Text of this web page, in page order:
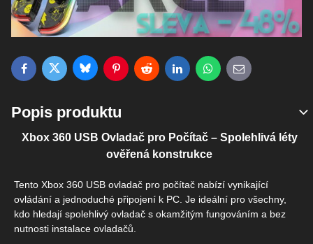
FacebookTwitterBlueskyPinterestRedditLinkedInWhatsApp
E-mail
Popis produktu
Xbox 360 USB Ovladač pro Počítač – Spolehlivá léty
ověřená konstrukce
Tento Xbox 360 USB ovladač pro počítač nabízí vynikající
ovládání a jednoduché připojení k PC. Je ideální pro všechny,
kdo hledají spolehlivý ovladač s okamžitým fungováním a bez
nutnosti instalace ovladačů.